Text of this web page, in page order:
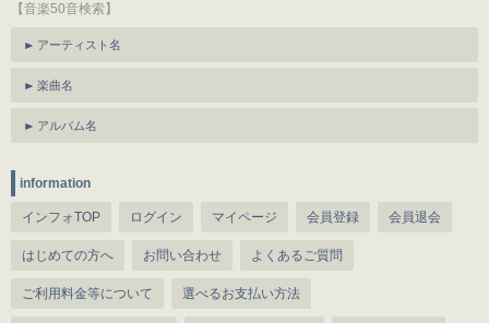
【音楽50音検索】
アーティスト名
楽曲名
アルバム名
information
インフォTOP ログイン マイページ 会員登録 会員退会
はじめての方へ お問い合わせ よくあるご質問
ご利用料金等について 選べるお支払い方法